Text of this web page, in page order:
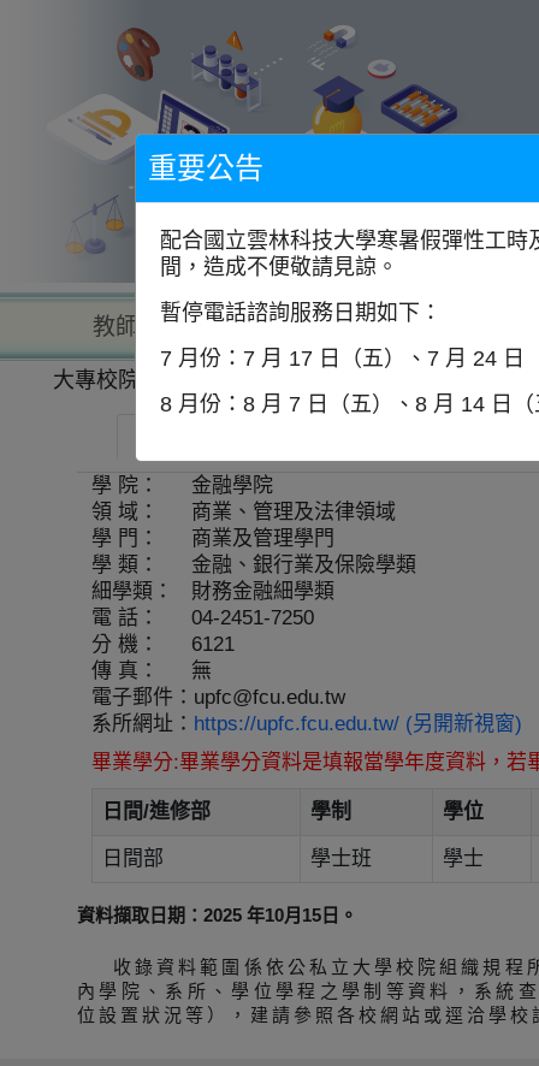
教師查詢 學校查詢
大專校院一覽表
學 院：
金融學院
領 域：
商業、管理及法律領域
學 門：
商業及管理學門
學 類：
金融、銀行業及保險學類
細學類：
財務金融細學類
電 話：
04-2451-7250
分 機：
6121
傳 真：
無
電子郵件： upfc@fcu.edu.tw
系所網址： https://upfc.fcu.edu.tw/ (另開新視窗)
畢業學分:畢業學分資料是填報當學年度資料，
日間/進修部 學制 學位
日間部 學士班 學士
資料擷取日期：2025 年10月15日。
收錄資料範圍係依公私立大學校院組織規
內學院、系所、學位學程之學制等資料，系統
位設置狀況等），建請參照各校網站或逕洽學校
重要公告
配合國立雲林科技大學寒暑假彈性工
間，造成不便敬請見諒。
暫停電話諮詢服務日期如下：
7 月份：7 月 17 日（五）、7 月 24 日
8 月份：8 月 7 日（五）、8 月 14 日（